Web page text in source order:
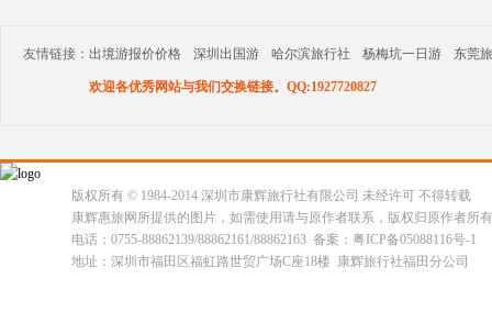
友情链接： 出境游报价价格 深圳出国游 哈尔滨旅行社 杨梅坑一日游 东莞
欢迎各优秀网站与我们交换链接。QQ:1927720827
版权所有 © 1984-2014 深圳市康辉旅行社有限公司 未经许可 不得转载
康辉惠旅网所提供的图片，如需使用请与原作者联系，版权归原作者所
电话：0755-88862139/88862161/88862163 备案：粤ICP备05088116号-1
地址：深圳市福田区福虹路世贸广场C座18楼 康辉旅行社福田分公司